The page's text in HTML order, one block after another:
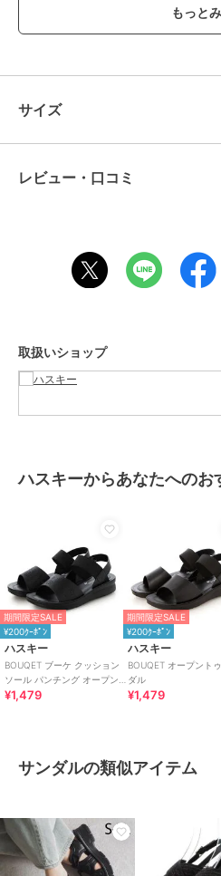
・脱ぎ履き楽々: バックル（尾錠）付
脱もスムーズです。
【サイズ感】
普段23.5cmを履いているスタッフで
ブランド ハスキー
アウトソール/合
サイズ
レビュー・口コミ
取扱いショップ
ハスキーからあなたへのお
期間限定SALE
¥200ｸｰﾎﾟﾝ
ハスキー
BOUQET ブーケ クッション
ソール パンチング オープン
トゥ サンダル
¥1,479
期間限定SALE
¥200ｸｰﾎﾟﾝ
ハスキー
BOUQET オープント
ダル
¥1,479
サンダルの類似アイテム